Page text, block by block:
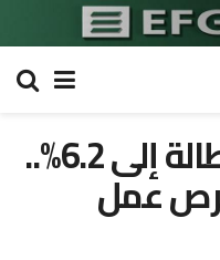
السيسي: تراجع البطالة إلى 6.2%..
عمل